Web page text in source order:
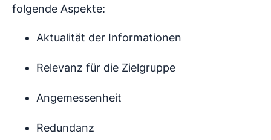
folgende Aspekte:
Aktualität der Informationen
Relevanz für die Zielgruppe
Angemessenheit
Redundanz